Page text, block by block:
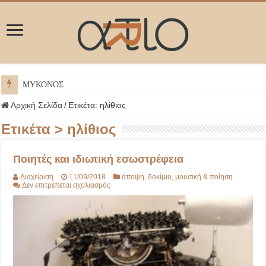
ΜΥΚΟΝΟΣ
Αρχική Σελίδα / Ετικέτα:ηλίθιος
Ετικέτα > ηλίθιος
Ποιητές και ιδιωτική εσωστρέφεια
Διαχείριση 11/09/2018 άποψη ,δοκίμιο ,μουσική & ποίηση
Δεν επιτρέπεται σχολιασμός
εσωστρέφεια